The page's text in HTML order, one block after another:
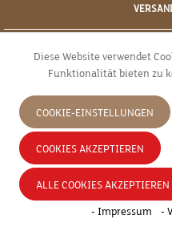
JETZT WIDERRUFEN
* Alle Preise inkl. gesetzl.
Nachnahmegebühren,
Diese Website verwendet
Funktionalität bieten zu
COOKIE-EINSTELLUNGEN
COOKIES AKZEPTIEREN
ALLE COOKIES AKZEPTIEREN
- Impressum -